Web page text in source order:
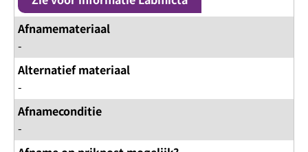
Afnamemateriaal
-
Alternatief materiaal
-
Afnameconditie
-